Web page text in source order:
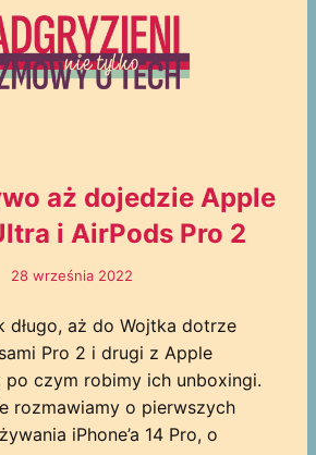
aż dojedzie Apple
i AirPods Pro 2
28 września 2022
długo, aż do Wojtka dotrze
Pro 2 i drugi z Apple
po czym robimy ich unboxingi.
rozmawiamy o pierwszych
iPhone’a 14 Pro, o